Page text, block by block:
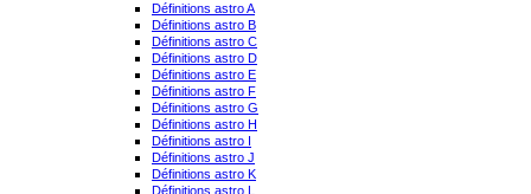
Définitions astro A
Définitions astro B
Définitions astro C
Définitions astro D
Définitions astro E
Définitions astro F
Définitions astro G
Définitions astro H
Définitions astro I
Définitions astro J
Définitions astro K
Définitions astro L